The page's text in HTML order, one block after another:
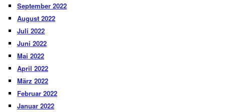
September 2022
August 2022
Juli 2022
Juni 2022
Mai 2022
April 2022
März 2022
Februar 2022
Januar 2022